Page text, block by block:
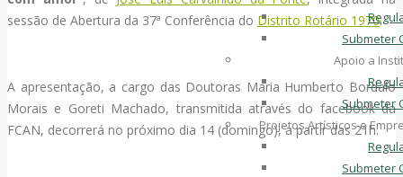
Submeter
Apoio a
Submeter
Projetos Artísticos e
Submeter
sessão de Abertura da 37ª Conferência do Distrito Rotário 1970.
A apresentação, a cargo das Doutoras Maria Humberto Bordalo
Morais e Goreti Machado, transmitida através do facebook da
FCAN, decorrerá no próximo dia 14 (domingo), a partir das 21h.